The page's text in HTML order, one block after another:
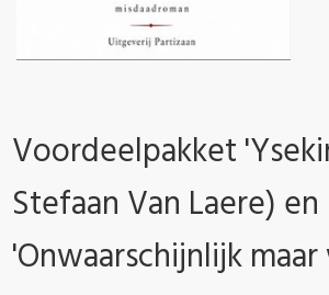
Voordeelpakket
Stefaan Van Laere) en
'Onwaarschijnlijk